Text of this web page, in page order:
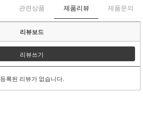
관련상품 제품리뷰 제품문의
리뷰보드
리뷰쓰기
등록된 리뷰가 없습니다.